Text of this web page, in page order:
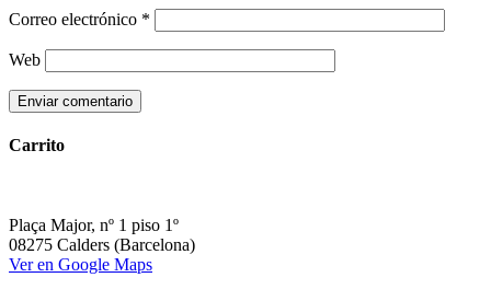
Correo electrónico *
Web
Carrito
Plaça Major, nº 1 piso 1º
08275 Calders (Barcelona)
Ver en Google Maps